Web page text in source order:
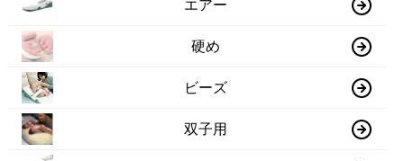
エアー
硬め
ビーズ
双子用